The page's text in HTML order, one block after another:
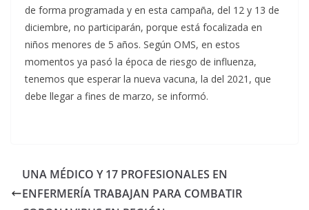
de forma programada y en esta campaña, del 12 y 13 de
diciembre, no participarán, porque está focalizada en
niños menores de 5 años. Según OMS, en estos
momentos ya pasó la época de riesgo de influenza,
tenemos que esperar la nueva vacuna, la del 2021, que
debe llegar a fines de marzo, se informó.
UNA MÉDICO Y 17 PROFESIONALES EN
ENFERMERÍA TRABAJAN PARA COMBATIR